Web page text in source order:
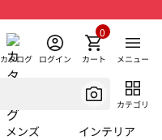
カタログ ログイン カート
0
メニュー
カテゴリ
メンズ インテリア